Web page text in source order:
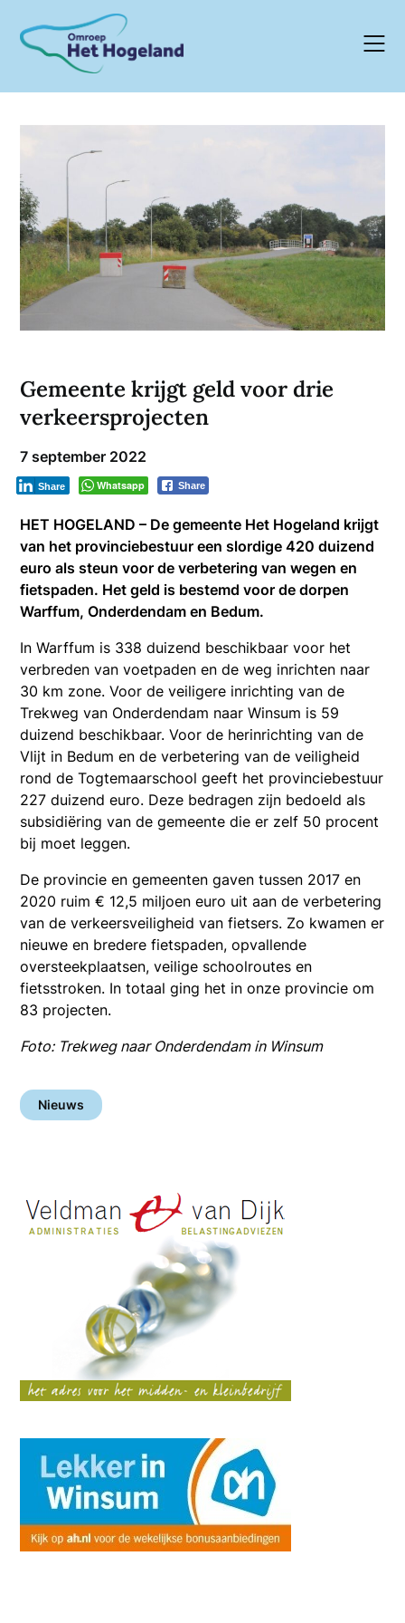
content
Gemeente krijgt geld voor drie
verkeersprojecten
7 september 2022
Whatsapp Share
Share
HET HOGELAND – De gemeente Het Hogeland krijgt
van het provinciebestuur een slordige 420 duizend
euro als steun voor de verbetering van wegen en
fietspaden. Het geld is bestemd voor de dorpen
Warffum, Onderdendam en Bedum.
In Warffum is 338 duizend beschikbaar voor het
verbreden van voetpaden en de weg inrichten naar
30 km zone. Voor de veiligere inrichting van de
Trekweg van Onderdendam naar Winsum is 59
duizend beschikbaar. Voor de herinrichting van de
Vlijt in Bedum en de verbetering van de veiligheid
rond de Togtemaarschool geeft het provinciebestuur
227 duizend euro. Deze bedragen zijn bedoeld als
subsidiëring van de gemeente die er zelf 50 procent
bij moet leggen.
De provincie en gemeenten gaven tussen 2017 en
2020 ruim € 12,5 miljoen euro uit aan de verbetering
van de verkeersveiligheid van fietsers. Zo kwamen er
nieuwe en bredere fietspaden, opvallende
oversteekplaatsen, veilige schoolroutes en
fietsstroken. In totaal ging het in onze provincie om
83 projecten.
Foto: Trekweg naar Onderdendam in Winsum
Nieuws